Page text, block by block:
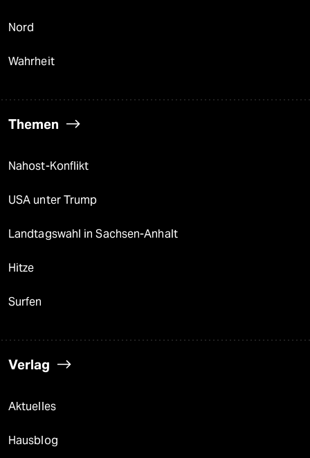
Nord
Wahrheit
Themen
Nahost-Konflikt
USA unter Trump
Landtagswahl in Sachsen-Anhalt
Hitze
Surfen
Verlag
Aktuelles
Hausblog